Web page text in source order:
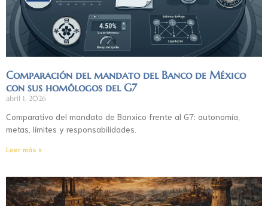
Comparación del mandato del Banco de México
con sus homólogos del G7
abril 1, 2026
Comparativo del mandato de Banxico frente al G7: autonomía,
metas, límites y responsabilidades.
Leer más »